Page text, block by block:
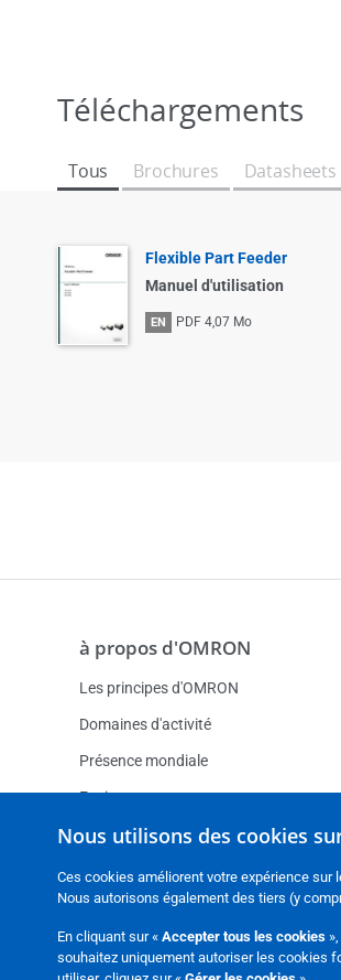
Téléchargements
Tous Brochures Datasheets
Flexible Part Feeder
Manuel d'utilisation
EN PDF 4,07 Mo
à propos d'OMRON
Les principes d'OMRON
Domaines d'activité
Présence mondiale
Environnement
Conditions générales de ventes
Développement durable
Slavery Act Statement
Charte de services
Nous utilisons des cookies
Ces cookies améliorent votre expérience
Nous autorisons également des tiers (y
En cliquant sur « Accepter tous les cookies
souhaitez uniquement autoriser les cookies